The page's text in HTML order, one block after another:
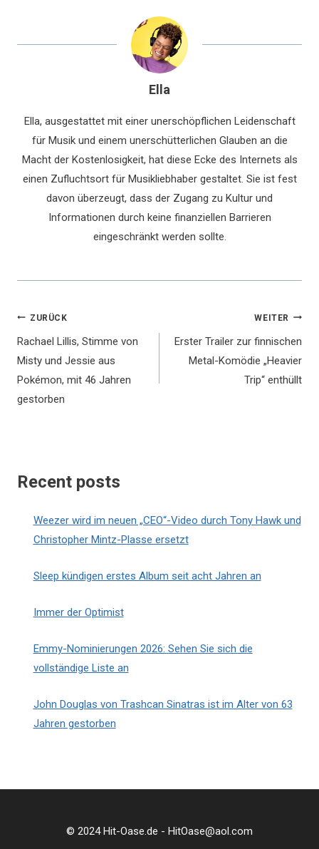
Ella
Ella, ausgestattet mit einer unerschöpflichen Leidenschaft
für Musik und einem unerschütterlichen Glauben an die
Macht der Kostenlosigkeit, hat diese Ecke des Internets als
einen Zufluchtsort für Musikliebhaber gestaltet. Sie ist fest
davon überzeugt, dass der Zugang zu Kultur und
Informationen durch keine finanziellen Barrieren
eingeschränkt werden sollte.
Beitragsnavigation
ZURÜCK
Rachael Lillis, Stimme von
Misty und Jessie aus
Pokémon, mit 46 Jahren
gestorben
WEITER
Erster Trailer zur finnischen
Metal-Komödie „Heavier
Trip“ enthüllt
Recent posts
Weezer wird im neuen „CEO“-Video durch Tony Hawk und
Christopher Mintz-Plasse ersetzt
Sleep kündigen erstes Album seit acht Jahren an
Immer der Optimist
Emmy-Nominierungen 2026: Sehen Sie sich die
vollständige Liste an
John Douglas von Trashcan Sinatras ist im Alter von 63
Jahren gestorben
© 2024 Hit-Oase.de - HitOase@aol.com